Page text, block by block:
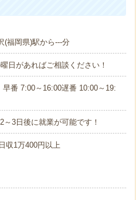
(福岡県)駅から---分
日があればご相談ください！
番 7:00～16:00遅番 10:00～19:
3日後に就業が可能です！
1万400円以上